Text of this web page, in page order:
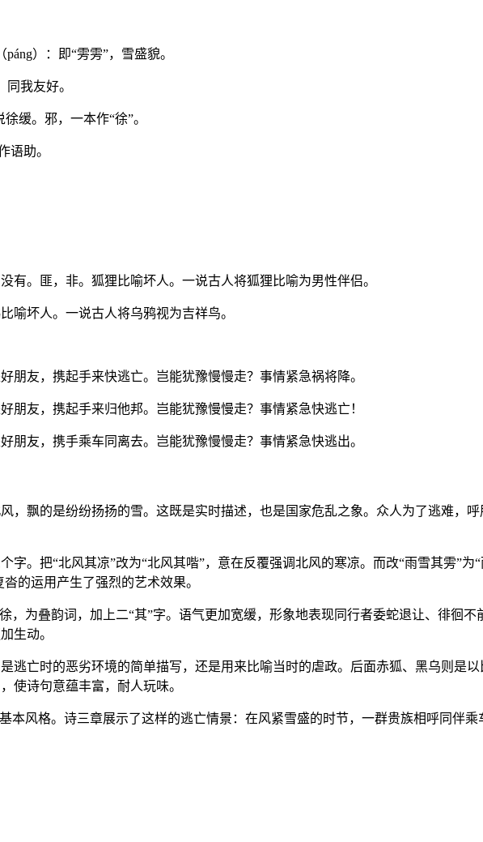
）：即“雱雱”，雪盛貌。
我友好。
缓。邪，一本作“徐”。
语助。
有。匪，非。狐狸比喻坏人。一说古人将狐狸比喻为男性伴侣。
喻坏人。一说古人将乌鸦视为吉祥鸟。
朋友，携起手来快逃亡。岂能犹豫慢慢走？事情紧急祸将降。
朋友，携起手来归他邦。岂能犹豫慢慢走？事情紧急快逃亡！
朋友，携手乘车同离去。岂能犹豫慢慢走？事情紧急快逃出。
，飘的是纷纷扬扬的雪。这既是实时描述，也是国家危乱之象。众人为了逃难，
字。把“北风其凉”改为“北风其喈”，意在反覆强调北风的寒凉。而改“雨雪其雱”
的运用产生了强烈的艺术效果。
，为叠韵词，加上二“其”字。语气更加宽缓，形象地表现同行者委蛇退让、徘徊
生动。
逃亡时的恶劣环境的简单描写，还是用来比喻当时的虐政。后面赤狐、黑乌则是
使诗句意蕴丰富，耐人玩味。
本风格。诗三章展示了这样的逃亡情景：在风紧雪盛的时节，一群贵族相呼同伴